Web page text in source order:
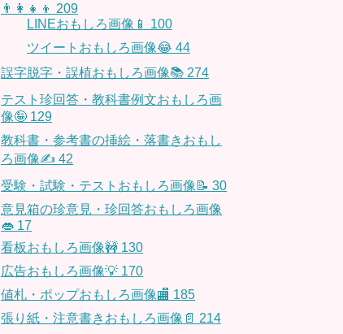
👨‍👩‍👧‍👦 209
LINEおもしろ画像📱 100
ツイートおもしろ画像😂 44
誤字脱字・誤植おもしろ画像📚 274
テスト珍回答・教科書例文おもしろ画
像🤪 129
教科書・参考書の挿絵・落書きおもし
ろ画像✍️ 42
受験・試験・テストおもしろ画像📝 30
意見箱の珍意見・珍回答おもしろ画像
👄 17
看板おもしろ画像🚧 130
広告おもしろ画像💡 170
値札・ポップおもしろ画像🏬 185
張り紙・注意書きおもしろ画像📄 214